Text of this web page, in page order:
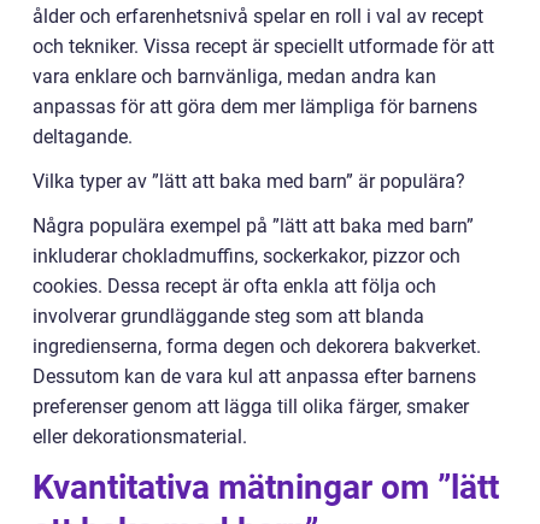
ålder och erfarenhetsnivå spelar en roll i val av recept
och tekniker. Vissa recept är speciellt utformade för att
vara enklare och barnvänliga, medan andra kan
anpassas för att göra dem mer lämpliga för barnens
deltagande.
Vilka typer av ”lätt att baka med barn” är populära?
Några populära exempel på ”lätt att baka med barn”
inkluderar chokladmuffins, sockerkakor, pizzor och
cookies. Dessa recept är ofta enkla att följa och
involverar grundläggande steg som att blanda
ingredienserna, forma degen och dekorera bakverket.
Dessutom kan de vara kul att anpassa efter barnens
preferenser genom att lägga till olika färger, smaker
eller dekorationsmaterial.
Kvantitativa mätningar om ”lätt